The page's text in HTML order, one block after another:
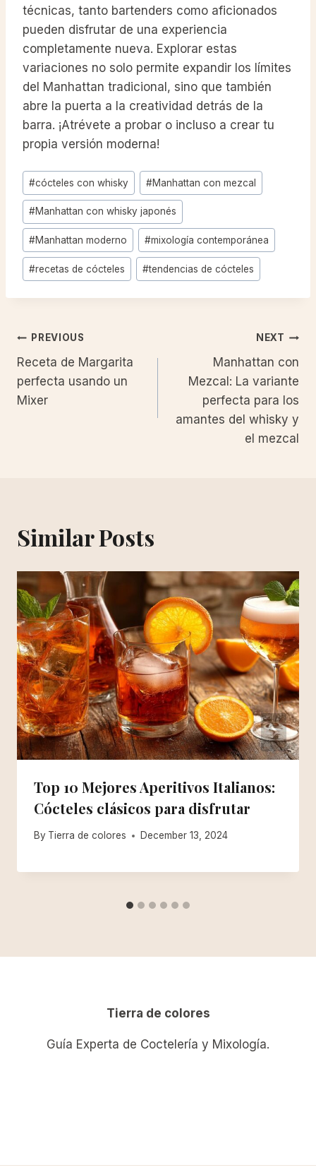
técnicas, tanto bartenders como aficionados
pueden disfrutar de una experiencia
completamente nueva. Explorar estas
variaciones no solo permite expandir los límites
del Manhattan tradicional, sino que también
abre la puerta a la creatividad detrás de la
barra. ¡Atrévete a probar o incluso a crear tu
propia versión moderna!
Post
Tags:
#cócteles con whisky #Manhattan con mezcal
#Manhattan con whisky japonés
#Manhattan moderno #mixología contemporánea
#recetas de cócteles #tendencias de cócteles
Post
navigation
PREVIOUS
Receta de Margarita
perfecta usando un
Mixer
NEXT
Manhattan con
Mezcal: La variante
perfecta para los
amantes del whisky y
el mezcal
Similar Posts
Top 10 Mejores Aperitivos Italianos:
Cócteles clásicos para disfrutar
By Tierra de colores December 13, 2024
Tierra de colores
Guía Experta de Coctelería y Mixología.